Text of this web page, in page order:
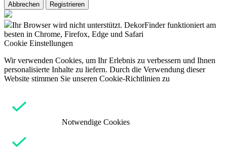
Abbrechen Registrieren
Ihr Browser wird nicht unterstützt. DekorFinder funktioniert am
besten in Chrome, Firefox, Edge und Safari
Cookie Einstellungen
Wir verwenden Cookies, um Ihr Erlebnis zu verbessern und Ihnen
personalisierte Inhalte zu liefern. Durch die Verwendung dieser
Website stimmen Sie unseren Cookie-Richtlinien zu
Notwendige Cookies